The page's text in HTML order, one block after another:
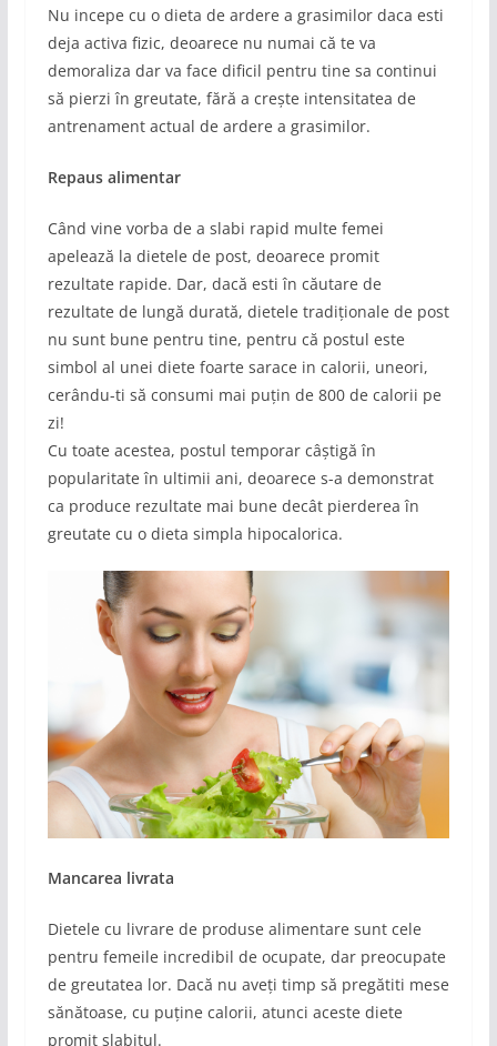
Nu incepe cu o dieta de ardere a grasimilor daca esti
deja activa fizic, deoarece nu numai că te va
demoraliza dar va face dificil pentru tine sa continui
să pierzi în greutate, fără a crește intensitatea de
antrenament actual de ardere a grasimilor.
Repaus alimentar
Când vine vorba de a slabi rapid multe femei
apelează la dietele de post, deoarece promit
rezultate rapide. Dar, dacă esti în căutare de
rezultate de lungă durată, dietele tradiționale de post
nu sunt bune pentru tine, pentru că postul este
simbol al unei diete foarte sarace in calorii, uneori,
cerându-ti să consumi mai puțin de 800 de calorii pe
zi!
Cu toate acestea, postul temporar câștigă în
popularitate în ultimii ani, deoarece s-a demonstrat
ca produce rezultate mai bune decât pierderea în
greutate cu o dieta simpla hipocalorica.
Mancarea livrata
Dietele cu livrare de produse alimentare sunt cele
pentru femeile incredibil de ocupate, dar preocupate
de greutatea lor. Dacă nu aveți timp să pregătiti mese
sănătoase, cu puține calorii, atunci aceste diete
promit slabitul.